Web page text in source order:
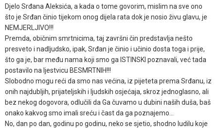
Djelo Srđana Aleksića, a kada o tome govorim, mislim na sve ono
što je Srđan činio tijekom onog dijela rata dok je nosio živu glavu, je
NEMJERLJIVO!!!
Premda, običnim smrtnicima, taj završni čin predstavlja nešto
presveto i nadljudsko, ipak, Srđan je činio i učinio dosta toga i prije,
što ga je, bar među nama koji smo ga ISTINSKI poznavali, već tada
postavilo na ljestvicu BESMRTNIH!!!
Slobodno mogu reći da smo nas većina, iz pijeteta prema Srđanu, iz
onih najdubljih, prijateljskih i ljudskih osjećaja, skroz jednoglasno, ali
bez nekog dogovora, odlučili da Ga čuvamo u dubini naših duša, baš
onako kakvog smo imali sreću i čast da ga poznajemo…
No, dan po dan, godinu po godinu, neko se sjetio, shodno ludilu koje